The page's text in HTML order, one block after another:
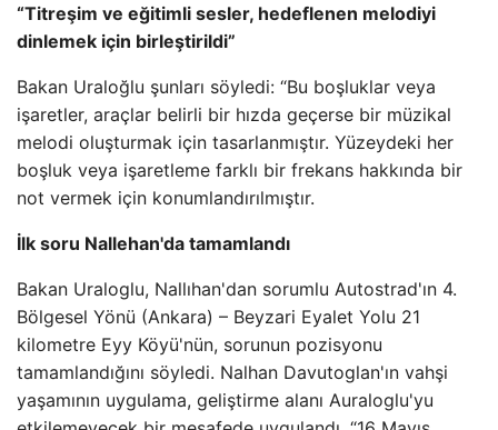
“Titreşim ve eğitimli sesler, hedeflenen melodiyi
dinlemek için birleştirildi”
Bakan Uraloğlu şunları söyledi: “Bu boşluklar veya
işaretler, araçlar belirli bir hızda geçerse bir müzikal
melodi oluşturmak için tasarlanmıştır. Yüzeydeki her
boşluk veya işaretleme farklı bir frekans hakkında bir
not vermek için konumlandırılmıştır.
İlk soru Nallehan'da tamamlandı
Bakan Uraloglu, Nallıhan'dan sorumlu Autostrad'ın 4.
Bölgesel Yönü (Ankara) – Beyzari Eyalet Yolu 21
kilometre Eyy Köyü'nün, sorunun pozisyonu
tamamlandığını söyledi. Nalhan Davutoglan'ın vahşi
yaşamının uygulama, geliştirme alanı Auraloglu'yu